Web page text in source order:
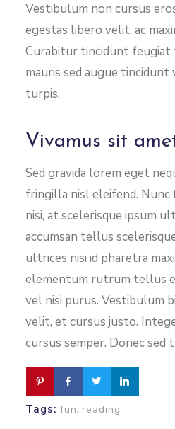
Vestibulum non cursus
egestas libero velit, ac
Curabitur tincidunt feugiat
mauris sed augue
turpis.
Vivamus sit
Sed gravida lorem eget
fringilla nisl eleifend.
nisi, at scelerisque ipsum
accumsan tellus
ultrices nisi id pharetra
elementum rutrum tellus
vel nisi purus. Vestibulum
velit, et cursus justo.
cursus semper. Donec sed
Tags: fun, reading